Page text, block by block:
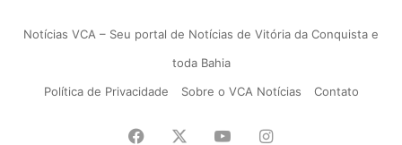
Notícias VCA – Seu portal de Notícias de Vitória da Conquista e
toda Bahia
Política de Privacidade
Sobre o VCA Notícias Contato
Facebook YouTubeInstagram